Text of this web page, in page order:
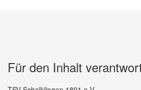
Für den Inhalt